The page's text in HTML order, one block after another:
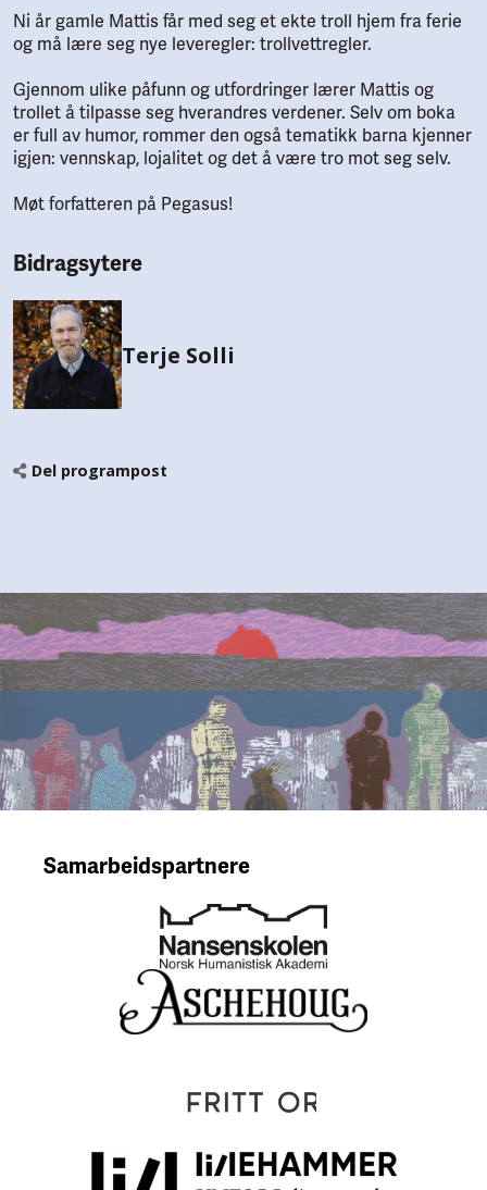
Ni år gamle Mattis får med seg et ekte troll hjem fra ferie
og må lære seg nye leveregler: trollvettregler.
Gjennom ulike påfunn og utfordringer lærer Mattis og
trollet å tilpasse seg hverandres verdener. Selv om boka
er full av humor, rommer den også tematikk barna kjenner
igjen: vennskap, lojalitet og det å være tro mot seg selv.
Møt forfatteren på Pegasus!
Bidragsytere
Terje Solli
Del programpost
Samarbeidspartnere